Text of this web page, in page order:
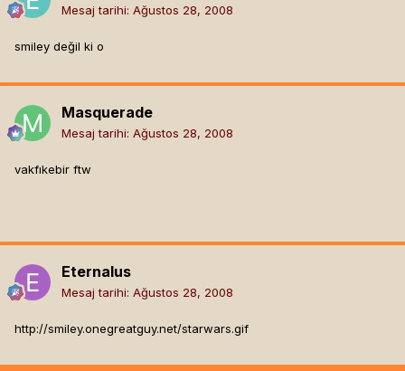
Mesaj tarihi: Ağustos 28, 2008
smiley değil ki o
Masquerade
Mesaj tarihi: Ağustos 28, 2008
vakfıkebir ftw
Eternalus
Mesaj tarihi: Ağustos 28, 2008
http://smiley.onegreatguy.net/starwars.gif